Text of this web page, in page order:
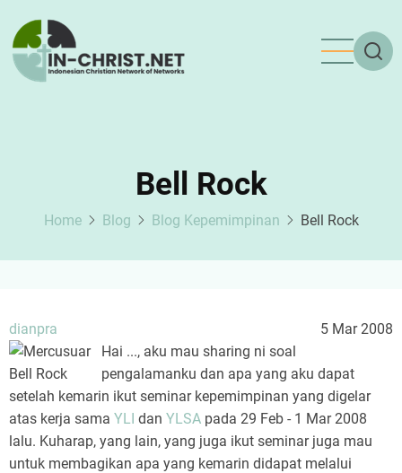
main
content
Bell Rock
Home Blog Blog Kepemimpinan Bell Rock
dianpra
5 Mar 2008
Hai ..., aku mau sharing ni soal
pengalamanku dan apa yang aku dapat
setelah kemarin ikut seminar kepemimpinan yang digelar
atas kerja sama YLI dan YLSA pada 29 Feb - 1 Mar 2008
lalu. Kuharap, yang lain, yang juga ikut seminar juga mau
untuk membagikan apa yang kemarin didapat melalui